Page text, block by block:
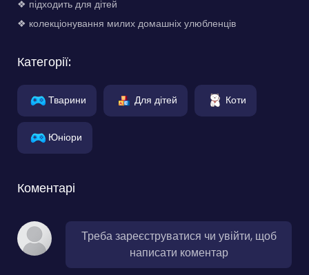
❖ підходить для дітей
❖ колекціонування милих домашніх улюбленців
Категорії:
Тварини Для дітей Коти
Юніори
Коментарі
Треба зареєструватися чи увійти, щоб
написати коментар